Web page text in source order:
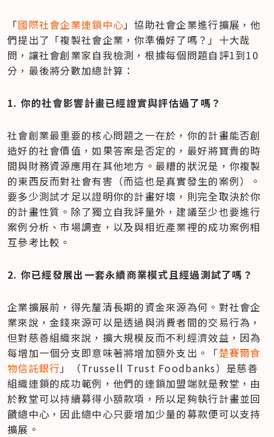
「國際社會企業連鎖中心 」協助社會企業進行擴展，他
們提出了「複製社會企業，你準備好了嗎？」十大哉
問，讓社會創業家自我檢測，根據每個問題自評1到10
分，最後將分數加總計算：
1. 你的社會影響計畫已經證實與評估過了嗎？
社會創業最重要的核心問題之一在於，你的計畫能否創
造好的社會價值，如果答案是否定的，最好將寶貴的時
間與財務資源應用在其他地方。最糟的狀況是，你複製
的東西反而對社會有害（而這也是真實發生的案例）。
要多少測試才足以證明你的計畫好壞，則完全取決於你
的計畫性質。除了獨立自我評量外，建議至少也要進行
案例分析、市場調查，以及與相近產業裡的成功案例相
互參考比較。
2. 你已經發展出一套永續商業模式且經過測試了嗎？
企業擴展前，得先釐清長期的資金來源為何。對社會企
業來說，金錢來源可以是透過與消費者間的交易行為，
但對慈善組織來說，擴大規模反而不利經濟效益，因為
每增加一個分支即意味著將增加額外支出。「楚賽爾食
物信託銀行 」（Trussell Trust Foodbanks）是慈善
組織連鎖的成功範例，他們的連鎖加盟端就是教堂，由
於教堂可以持續募得小額款項，所以足夠執行計畫並回
饋總中心，因此總中心只要增加少量的募款便可以支持
擴展。